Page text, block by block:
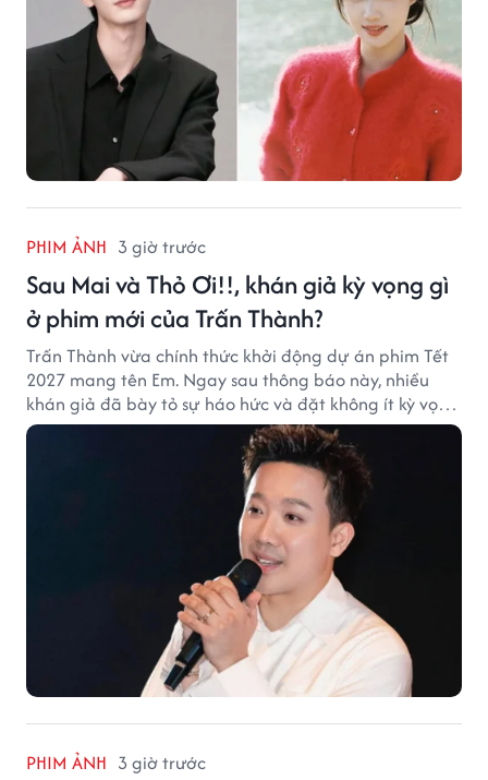
PHIM ẢNH 3 giờ trước
Sau Mai và Thỏ Ơi!!, khán giả kỳ vọng gì
ở phim mới của Trấn Thành?
Trấn Thành vừa chính thức khởi động dự án phim Tết
2027 mang tên Em. Ngay sau thông báo này, nhiều
khán giả đã bày tỏ sự háo hức và đặt không ít kỳ vọng
vào bộ phim mới của Trấn Thành.
PHIM ẢNH 3 giờ trước